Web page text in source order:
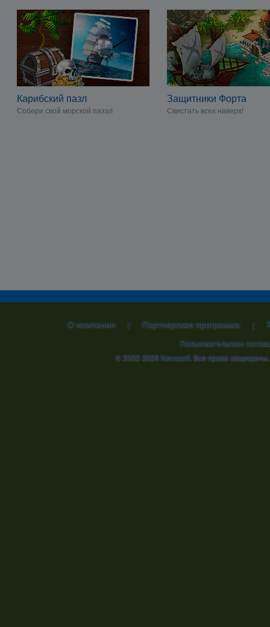
Карибский пазл
Собери свой морской паззл
Защитники Форта
Свистать всех наверх!
О компании | Партнерская программа |
Пользовательское
© 2002-2026Nevosoft. Все права защищены